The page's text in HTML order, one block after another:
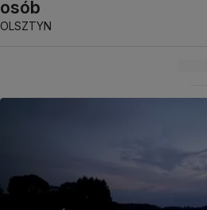
osób
OLSZTYN